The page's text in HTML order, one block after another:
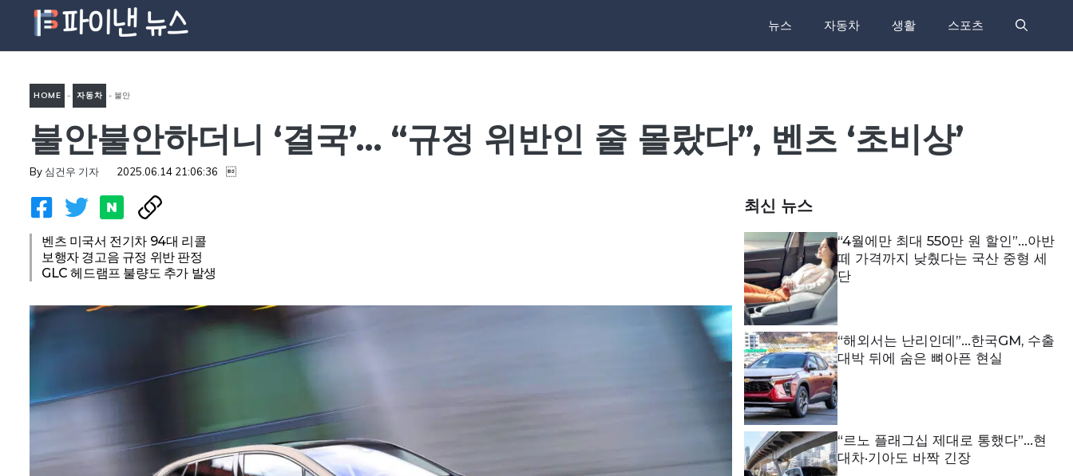
츠
뉴스 자동차 생활 스포츠
HOME - 자동차 - 불안
불안하더니 ‘결국’… “규정 위
반인 줄 몰랐다”, 벤츠 ‘초비
상’
불안불안하더니 ‘결국’… “규정 위반인 줄 몰랐다”, 벤츠 ‘초비상’
By 심건우 기자 2025.06.14 21:06:36 
벤츠 미국서 전기차 94대 리콜
보행자 경고음 규정 위반 판정
GLC 헤드램프 불량도 추가 발생
최신 뉴스
“4월에만 최대 550만 원 할인”…아반
떼 가격까지 낮췄다는 국산 중형 세
단
“해외서는 난리인데”…한국GM, 수출
대박 뒤에 숨은 뼈아픈 현실
“르노 플래그십 제대로 통했다”…현
대차·기아도 바짝 긴장